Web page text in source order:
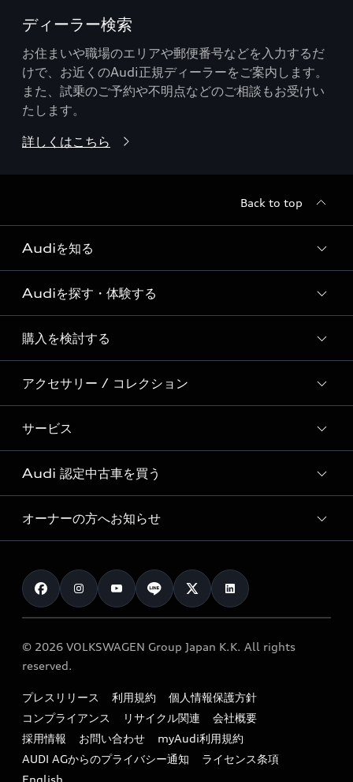
ディーラー検索
お住まいや職場のエリアや郵便番号などを入力するだ
けで、お近くのAudi正規ディーラーをご案内します。
また、試乗のご予約や不明点などのご相談もお受けい
たします。
詳しくはこちら
Back to top
Audiを知る
Audi ブランド
Story of Progress
Audi Sport
Formula 1®
デジタルサービス
Audiを探す・体験する
ディーラー検索
新車在庫検索
試乗車・展示車検索
見積り依頼
試乗予約
購入を検討する
モデル一覧
特別仕様モデル / 限定モデル
e-tronラインアップ
価格シミュレーション
車両比較
カタログ一覧
アクセサリー / コレクション
純正アクセサリー
オンラインショップ
Audi collection
アウディナビアプリ
サービス
サービス入庫予約
サービスプログラム
メンテナンス
車検 / 定期点検
e-tronアフターサポート
myAudi
Audi 認定中古車を買う
Audi認定中古車
クオリティ
保証
メンテナンス
ファイナンス
キャンペーン / イベント
買取査定
オーナーの方へお知らせ
お知らせ
オーナー様向けキャンペーン
特定整備適用車一覧
リサイクル法
よくある質問（FAQ）
© 2026 VOLKSWAGEN Group Japan K.K. All rights
reserved.
プレスリリース 利用規約
個人情報保護方針
コンプライアンス
リサイクル関連
会社概要
採用情報
お問い合わせ
myAudi利用規約
AUDI AGからのプライバシー通知
ライセンス条項
English